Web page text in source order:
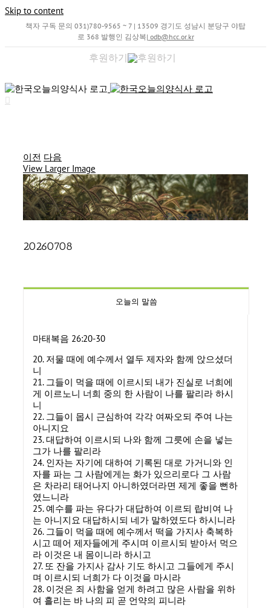
Skip to content
책자 구독 문의 031)780-9565 ~ 7 | 13509 경기도 성남시 분당구 야탑
로 368 발행인 김상복| odb@hcc.or.kr
후원하기
이전 다음
View Larger Image
20260708
오늘의 말씀
마태복음 26:20-30
20. 저물 때에 예수께서 열두 제자와 함께 앉으셨더
니
21. 그들이 먹을 때에 이르시되 내가 진실로 너희에
게 이르노니 너희 중의 한 사람이 나를 팔리라 하시
니
22. 그들이 몹시 근심하여 각각 여짜오되 주여 나는
아니지요
23. 대답하여 이르시되 나와 함께 그릇에 손을 넣는
그가 나를 팔리라
24. 인자는 자기에 대하여 기록된 대로 가거니와 인
자를 파는 그 사람에게는 화가 있으리로다 그 사람
은 차라리 태어나지 아니하였더라면 제게 좋을 뻔하
였느니라
25. 예수를 파는 유다가 대답하여 이르되 랍비여 나
는 아니지요 대답하시되 네가 말하였도다 하시니라
26. 그들이 먹을 때에 예수께서 떡을 가지사 축복하
시고 떼어 제자들에게 주시며 이르시되 받아서 먹으
라 이것은 내 몸이니라 하시고
27. 또 잔을 가지사 감사 기도 하시고 그들에게 주시
며 이르시되 너희가 다 이것을 마시라
28. 이것은 죄 사함을 얻게 하려고 많은 사람을 위하
여 흘리는 바 나의 피 곧 언약의 피니라